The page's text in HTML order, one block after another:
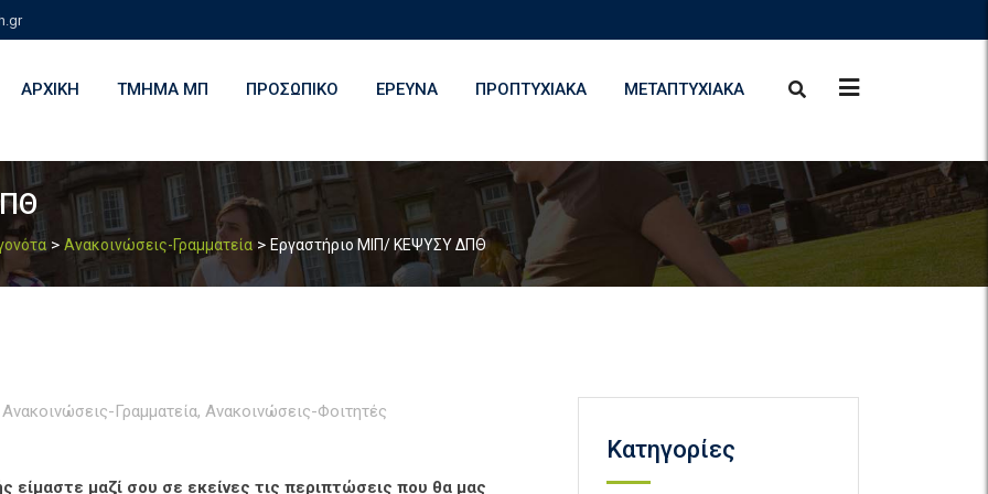
ΑΡΧΙΚΉ ΤΜΉΜΑ ΜΠ ΠΡΟΣΩΠΙΚΌ ΈΡΕΥΝΑ ΠΡΟΠΤΥΧΙΑΚΆ ΜΕΤΑΠΤΥΧΙΑΚΆ
> Ανακοινώσεις-Γραμματεία> Εργαστήριο ΜΙΠ/ ΚΕΨΥΣΥ ΔΠΘ
Ανακοινώσεις-Γραμματεία, Ανακοινώσεις-Φοιτητές
είμαστε μαζί σου σε εκείνες τις περιπτώσεις που θα μας
Kατηγορίες